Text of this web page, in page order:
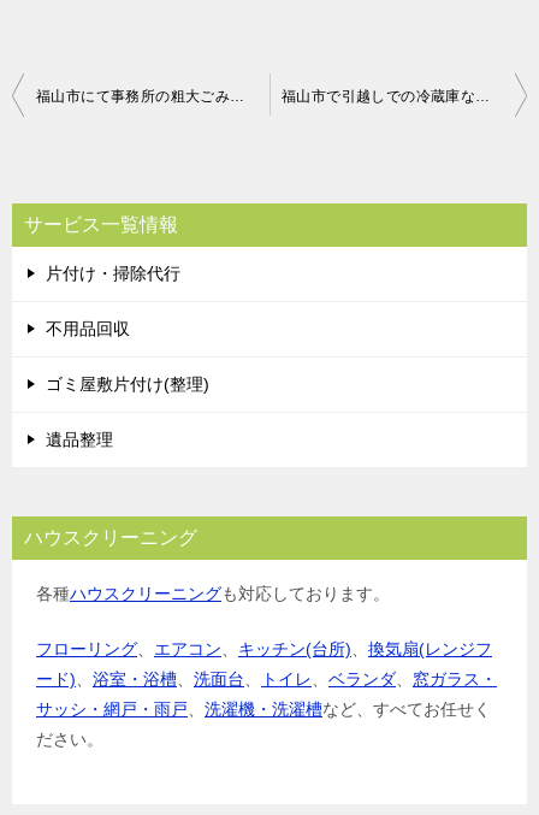
投
ビ
ゲ
ー
シ
福山市にて事務所の粗大ごみの回収処分 お客様の声 福山市で引越しでの冷蔵庫など回収の西浦さまの声
サービス一覧情報
片付け・掃除代行
不用品回収
ゴミ屋敷片付け(整理)
遺品整理
ハウスクリーニング
各種ハウスクリーニングも対応しております。
フローリング、 エアコン、 キッチン(台所)、 換気扇(レンジフ
ード)、 浴室・浴槽、 洗面台、 トイレ、 ベランダ、 窓ガラス・
サッシ・網戸・雨戸、 洗濯機・洗濯槽など、すべてお任せく
ださい。